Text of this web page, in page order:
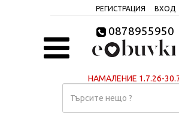
РЕГИСТРАЦИЯ ВХОД
0878955950
НАМАЛЕНИЕ 1.7.26-